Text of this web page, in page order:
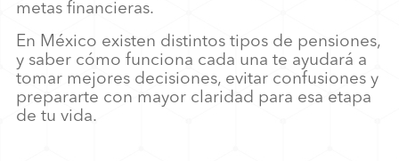
metas financieras.
En México existen distintos tipos de pensiones,
y saber cómo funciona cada una te ayudará a
tomar mejores decisiones, evitar confusiones y
prepararte con mayor claridad para esa etapa
de tu vida.